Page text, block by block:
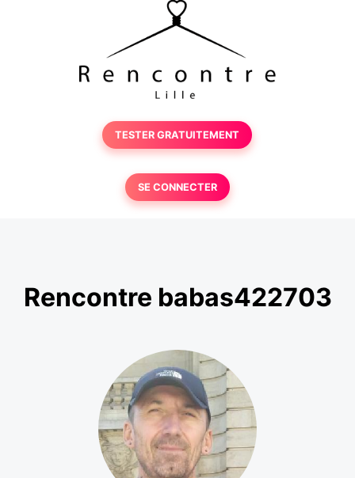
TESTER GRATUITEMENT
SE CONNECTER
Rencontre babas422703